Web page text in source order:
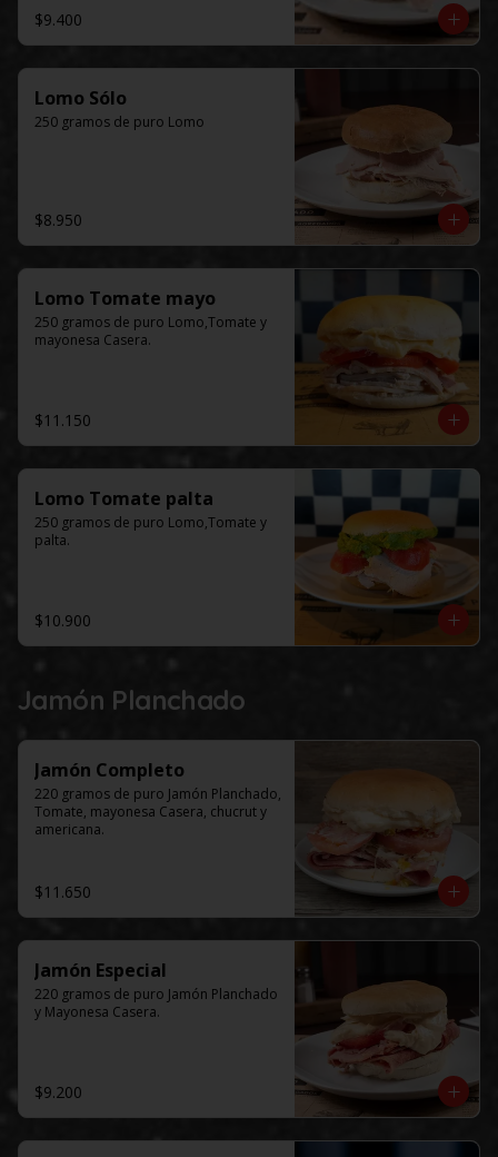
$9.400
Lomo Sólo
250 gramos de puro Lomo
$8.950
Lomo Tomate mayo
250 gramos de puro Lomo,Tomate y
mayonesa Casera.
$11.150
Lomo Tomate palta
250 gramos de puro Lomo,Tomate y
palta.
$10.900
Jamón Planchado
Jamón Completo
220 gramos de puro Jamón Planchado,
Tomate, mayonesa Casera, chucrut y
americana.
$11.650
Jamón Especial
220 gramos de puro Jamón Planchado
y Mayonesa Casera.
$9.200